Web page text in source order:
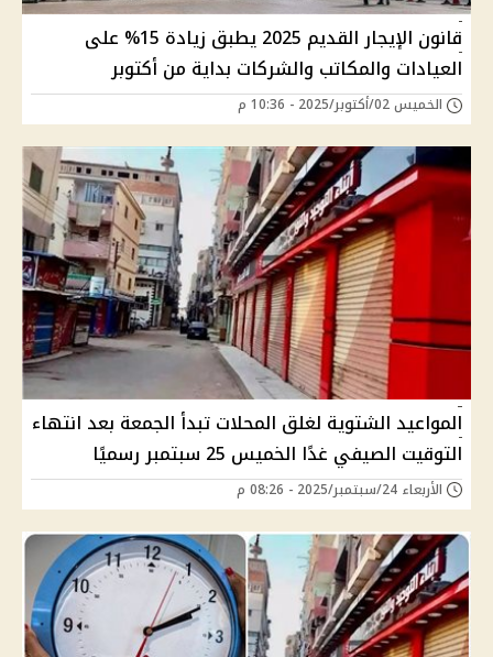
قانون الإيجار القديم 2025 يطبق زيادة 15% على
العيادات والمكاتب والشركات بداية من أكتوبر
الخميس 02/أكتوبر/2025 - 10:36 م
المواعيد الشتوية لغلق المحلات تبدأ الجمعة بعد انتهاء
التوقيت الصيفي غدًا الخميس 25 سبتمبر رسميًا
الأربعاء 24/سبتمبر/2025 - 08:26 م